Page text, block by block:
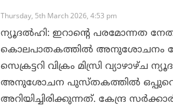
Thursday, 5th March 2026, 4:53 pm
ന്യൂദല്‍ഹി: ഇറാന്റെ പരമോന്നത
കൊലപാതകത്തില്‍ അനുശോചനം
സെക്രട്ടറി വിക്രം മിസ്രി
അനുശോചന പുസ്തകത്തില്‍
അറിയിച്ചിരിക്കുന്നത്. കേന്ദ്ര